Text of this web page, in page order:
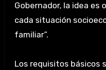
Gobernador, la idea
cada situación
familiar”.
Los requisitos básicos